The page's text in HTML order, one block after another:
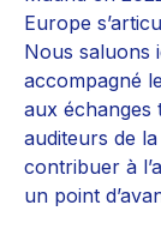
Europe
Nous saluons
accompagné
aux échanges
auditeurs de la
contribuer à
un point